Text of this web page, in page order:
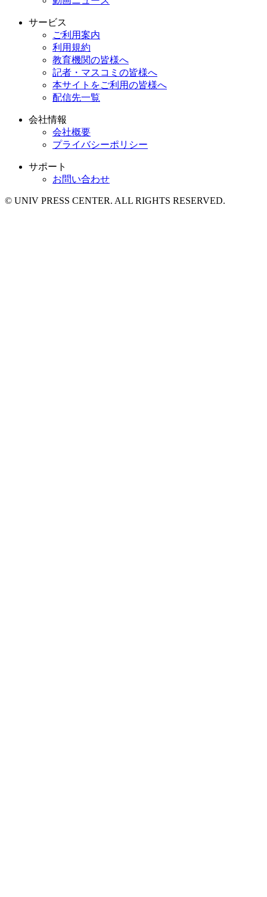
サービス
ご利用案内
利用規約
教育機関の皆様へ
記者・マスコミの皆様へ
本サイトをご利用の皆様へ
配信先一覧
会社情報
会社概要
プライバシーポリシー
サポート
お問い合わせ
© UNIV PRESS CENTER. ALL RIGHTS RESERVED.